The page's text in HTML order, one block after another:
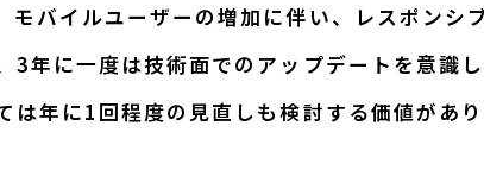
モバイルユーザーの増加に伴い、レスポンシ
3年に一度は技術面でのアップデートを意識
は年に1回程度の見直しも検討する価値があり